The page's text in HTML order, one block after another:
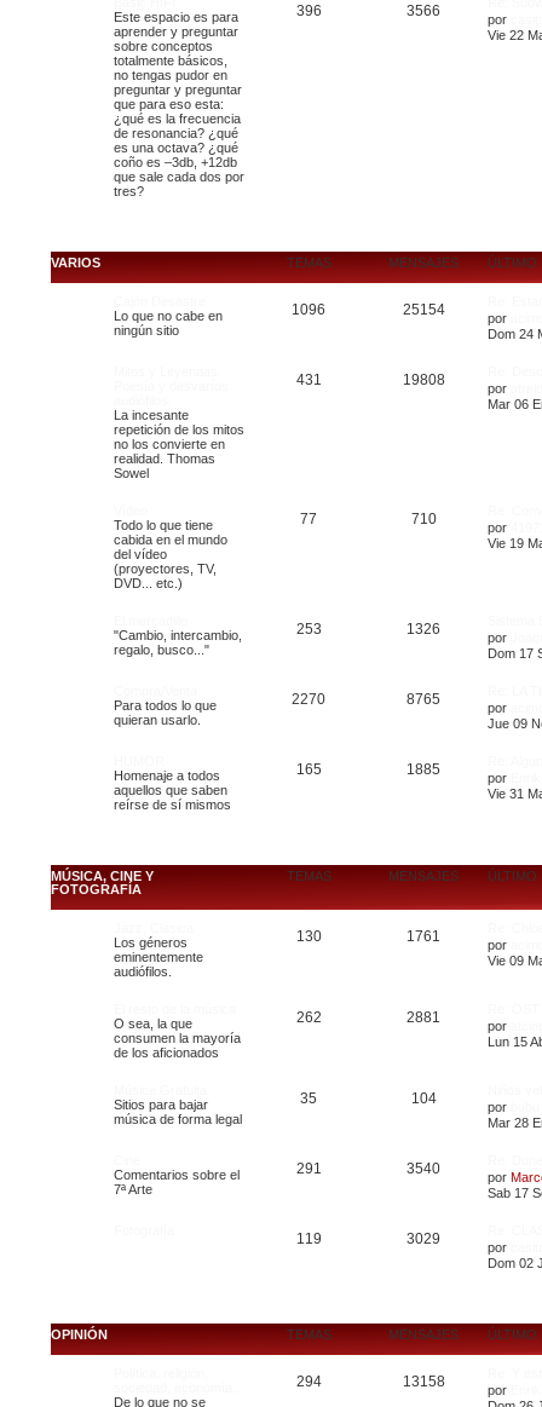
Este espacio es para
aprender y preguntar
sobre conceptos
totalmente básicos,
no tengas pudor en
preguntar y preguntar
que para eso esta:
¿qué es la frecuencia
de resonancia? ¿qué
es una octava? ¿qué
coño es –3db, +12db
que sale cada dos por
tres?
396 3566
por
Vie 22
VARIOS TEMAS MENSAJES ÚLTIMO
Lo que no cabe en
ningún sitio
1096 25154
por
Dom 24
La incesante
repetición de los mitos
no los convierte en
realidad. Thomas
Sowel
431 19808
por
Mar 06
Todo lo que tiene
cabida en el mundo
del vídeo
(proyectores, TV,
DVD... etc.)
77 710
por
Vie 19
"Cambio, intercambio,
regalo, busco..."
253 1326
por
Dom 17
Para todos lo que
quieran usarlo.
2270 8765
por
Jue 09
Homenaje a todos
aquellos que saben
reírse de sí mismos
165 1885
por
Vie 31
MÚSICA, CINE Y
FOTOGRAFÍA
TEMAS MENSAJES ÚLTIMO
Los géneros
eminentemente
audiófilos.
130 1761
por
Vie 09
O sea, la que
consumen la mayoría
de los aficionados
262 2881
por
Lun 15
Sitios para bajar
música de forma legal
35 104
por
Mar 28
Comentarios sobre el
7ª Arte
291 3540
por
Sab 17
119 3029
por
Dom 02
OPINIÓN TEMAS MENSAJES ÚLTIMO
De lo que no se
294 13158
por